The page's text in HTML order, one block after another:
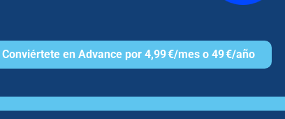
Conviértete en Advance por 4,99 €/mes o 49 €/año